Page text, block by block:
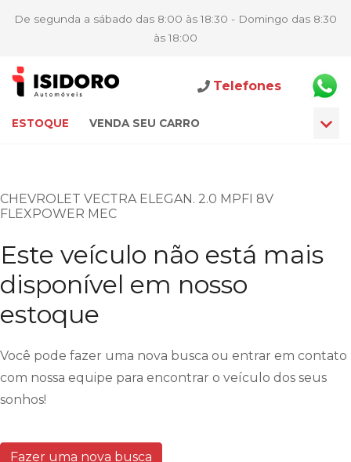
De segunda a sábado das 8:00 às 18:30 - Domingo das 8:30
às 18:00
ESTOQUE VENDA SEU CARRO
Telefones
CHEVROLET VECTRA ELEGAN. 2.0 MPFI 8V
FLEXPOWER MEC
Este veículo não está mais
disponível em nosso
estoque
Você pode fazer uma nova busca ou entrar em contato
com nossa equipe para encontrar o veículo dos seus
sonhos!
Fazer uma nova busca